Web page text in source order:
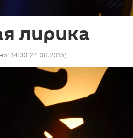
лирика
14:30 24.08.2015)